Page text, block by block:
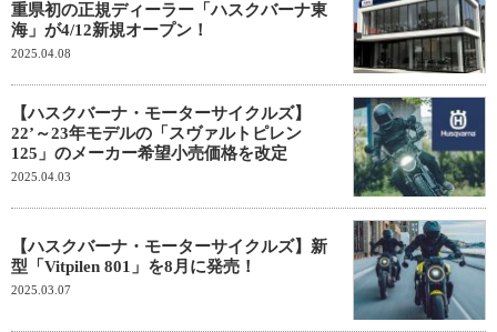
重県初の正規ディーラー「ハスクバーナ東
海」が4/12新規オープン！
2025.04.08
【ハスクバーナ・モーターサイクルズ】
22’～23年モデルの「スヴァルトピレン
125」のメーカー希望小売価格を改定
2025.04.03
【ハスクバーナ・モーターサイクルズ】新
型「Vitpilen 801」を8月に発売！
2025.03.07